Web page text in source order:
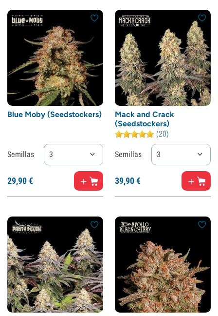
Blue Moby (Seedstockers)
Semillas 3
29,90€
Mack and Crack
(Seedstockers)
(20)
Semillas 3
39,90€